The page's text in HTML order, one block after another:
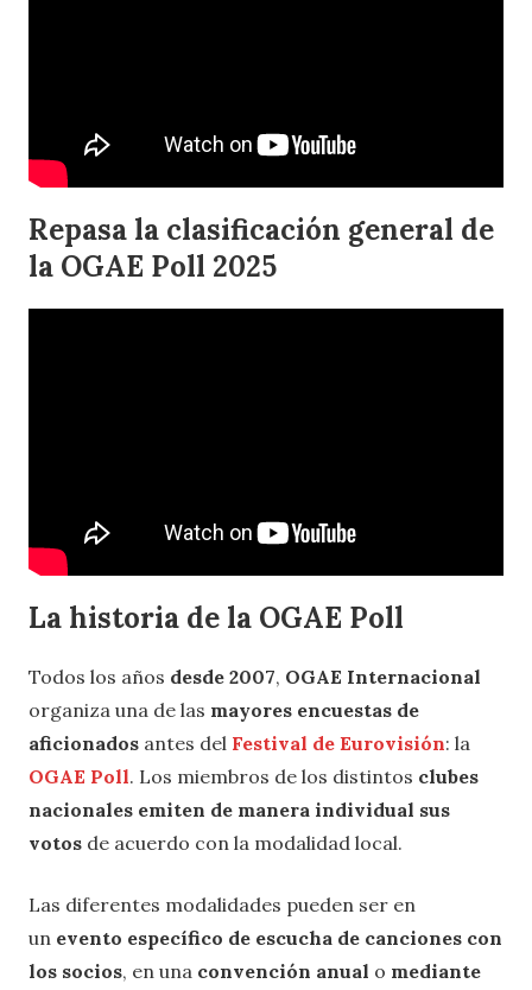
Repasa la clasificación general de
la OGAE Poll 2025
La historia de la OGAE Poll
Todos los años desde 2007, OGAE Internacional
organiza una de las mayores encuestas de
aficionados antes del Festival de Eurovisión: la
OGAE Poll. Los miembros de los distintos clubes
nacionales emiten de manera individual sus
votos de acuerdo con la modalidad local.
Las diferentes modalidades pueden ser en
un evento específico de escucha de canciones con
los socios, en una convención anual o mediante